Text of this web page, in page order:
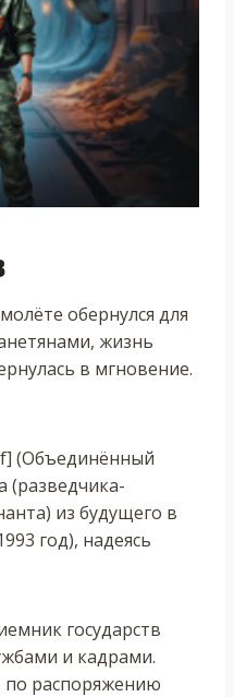
обернулся для
жизнь
в мгновение.
(Объединённый
(разведчика-
из будущего в
год), надеясь
государств
и кадрами.
распоряжению